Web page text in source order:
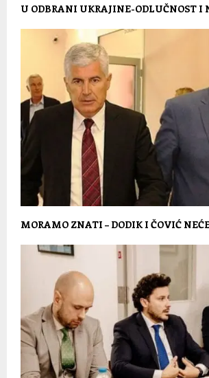
U ODBRANI UKRAJINE-ODLUČNOST I
MORAMO ZNATI – DODIK I ČOVIĆ